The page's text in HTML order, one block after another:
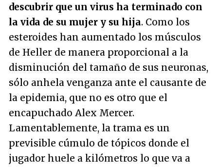
descubrir que un virus ha terminado con
la vida de su mujer y su hija. Como los
esteroides han aumentado los músculos
de Heller de manera proporcional a la
disminución del tamaño de sus neuronas,
sólo anhela venganza ante el causante de
la epidemia, que no es otro que el
encapuchado Alex Mercer.
Lamentablemente, la trama es un
previsible cúmulo de tópicos donde el
jugador huele a kilómetros lo que va a